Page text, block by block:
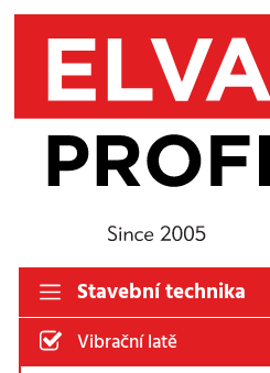
Stavební technika
Vibrační latě